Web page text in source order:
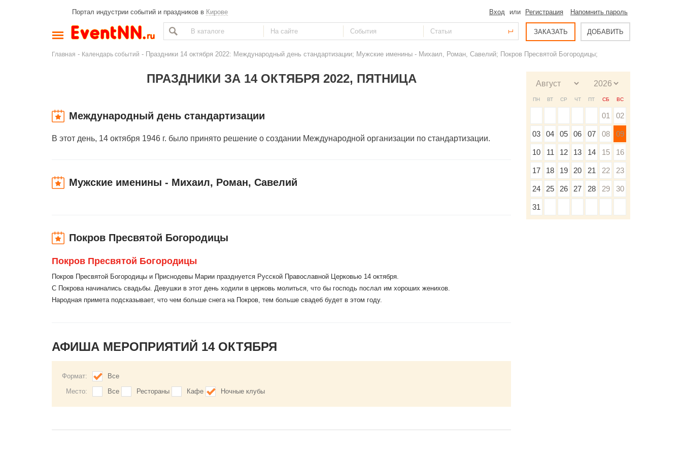
Портал индустрии событий и праздников в Кирове Вход или Регистрация Напомнить пароль
ЗАКАЗАТЬ ДОБАВИТЬ
Главная - Календарь событий - Праздники 14 октября 2022: Международный день стандартизации; Мужские именины - Михаил, Роман, Савелий; Покров Пресвятой Богородицы;
ПРАЗДНИКИ ЗА 14 ОКТЯБРЯ 2022, ПЯТНИЦА
Международный день стандартизации
В этот день, 14 октября 1946 г. было принято решение о создании Международной организации по стандартизации.
Мужские именины - Михаил, Роман, Савелий
Покров Пресвятой Богородицы
Покров Пресвятой Богородицы
Покров Пресвятой Богородицы и Приснодевы Марии празднуется Русской Православной Церковью 14 октября.
С Покрова начинались свадьбы. Девушки в этот день ходили в церковь молиться, что бы господь послал им хороших женихов.
Народная примета подсказывает, что чем больше снега на Покров, тем больше свадеб будет в этом году.
АФИША МЕРОПРИЯТИЙ 14 ОКТЯБРЯ
Формат:
Все
Место:
Все Рестораны Кафе Ночные клубы
ПН ВТ СР ЧТ ПТ СБ ВС
01 02
03 04 05 06 07 08 09
10 11 12 13 14 15 16
17 18 19 20 21 22 23
24 25 26 27 28 29 30
31